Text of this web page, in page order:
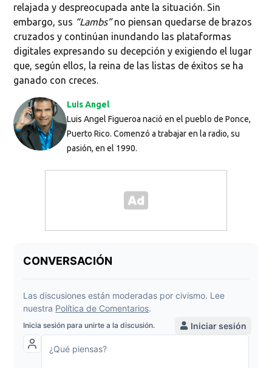
relajada y despreocupada ante la situación. Sin
embargo, sus “Lambs”no piensan quedarse de brazos
cruzados y continúan inundando las plataformas
digitales expresando su decepción y exigiendo el lugar
que, según ellos, la reina de las listas de éxitos se ha
ganado con creces.
Luis Angel
Luis Angel Figueroa nació en el pueblo de Ponce,
Puerto Rico. Comenzó a trabajar en la radio, su
pasión, en el 1990.